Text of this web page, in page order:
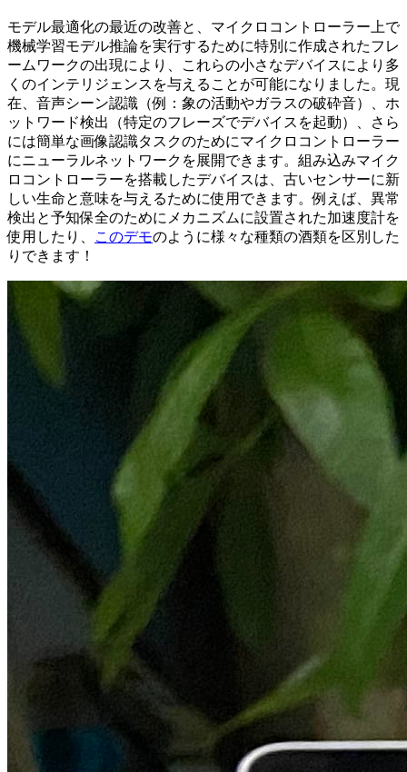
モデル最適化の最近の改善と、マイクロコントローラー上で
機械学習モデル推論を実行するために特別に作成されたフレ
ームワークの出現により、これらの小さなデバイスにより多
くのインテリジェンスを与えることが可能になりました。現
在、音声シーン認識（例：象の活動やガラスの破砕音）、ホ
ットワード検出（特定のフレーズでデバイスを起動）、さら
には簡単な画像認識タスクのためにマイクロコントローラー
にニューラルネットワークを展開できます。組み込みマイク
ロコントローラーを搭載したデバイスは、古いセンサーに新
しい生命と意味を与えるために使用できます。例えば、異常
検出と予知保全のためにメカニズムに設置された加速度計を
使用したり、
このデモのように様々な種類の酒類を区別した
りできます！